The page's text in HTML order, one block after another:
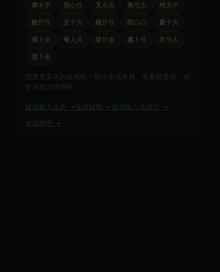
韋木手 切心竹 叉 水戈 角弓土 州 戈中
航竹弓 丈十大 瓶廿弓 民口心 窗十大
巡 卜女 每人戈 並廿金 處 卜弓 欠弓人
述 卜金
想查更多字的速成碼？前往速成專頁、查看鍵盤表，或
使用頁頂搜尋框。
速成輸入法表 → 速成鍵盤 → 速成輸入法練習 →
速成教學 →